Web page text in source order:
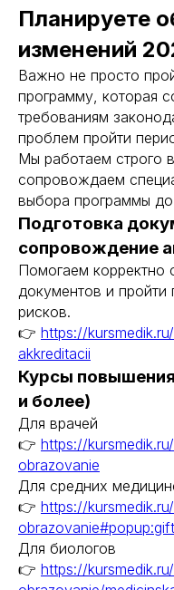
Планируете
изменений
Важно не просто
программу, которая
требованиям
проблем пройти
Мы работаем строго
сопровождаем
выбора программы
Подготовка
сопровождение
Помогаем корректно
документов и
рисков.
👉 https://
akkreditacii
Курсы
и более)
Для врачей
👉 https://
obrazovanie
Для средних
👉 https://
Для биологов
👉 https://
©2026 ООО «МЦ МФО» МОСКВА
Соглашение о
Политика конфиденциальности
Проверить лицензию
Юридический адрес: 107031,
Муниципальный Округ
Мост, д. 19, стр.2
Оферта об образовательных
Публичная оферта
info@kursmedik.ru
Профессиональная
Повышение
Для биологов
Со средним образованием
С высшим образованием
Со средним образованием
С высшим образованием
Аккредитация
Подготовка документов
Сопровождение первичной
специализированной аккредитации
Категория «под ключ»
Периодическая аккредитация